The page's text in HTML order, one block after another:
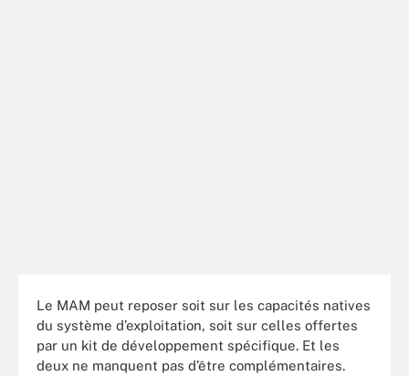
Le MAM peut reposer soit sur les capacités natives
du système d’exploitation, soit sur celles offertes
par un kit de développement spécifique. Et les
deux ne manquent pas d’être complémentaires.